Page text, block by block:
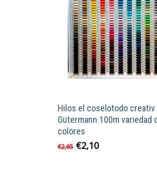
Hilos el coselotodo creativ
Gütermann 100m variedad
colores
€2,65 El
€2,10El